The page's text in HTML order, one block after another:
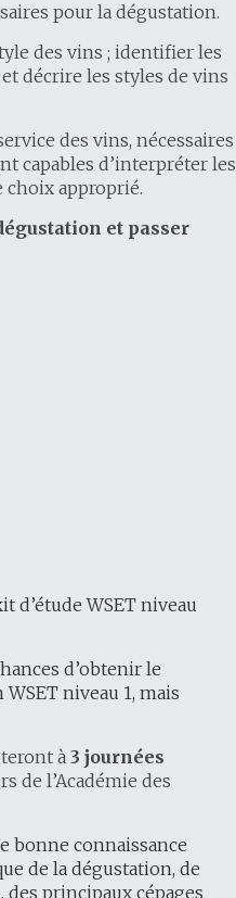
pour la dégustation.
des vins ; identifier les
décrire les styles de vins
des vins, nécessaires
capables d’interpréter les
choix approprié.
et passer
d’étude WSET niveau
d’obtenir le
niveau 1, mais
à 3 journées
de l’Académie des
bonne connaissance
de la dégustation, de
principaux cépages